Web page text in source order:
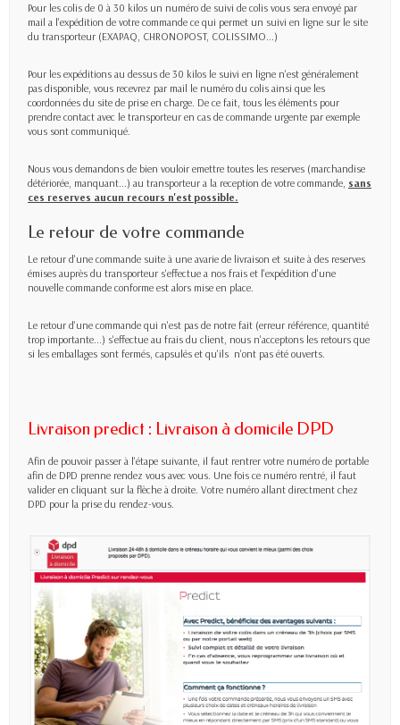
Pour les colis de 0 à 30 kilos un numéro de suivi de colis vous sera envoyé par
mail a l'expédition de votre commande ce qui permet un suivi en ligne sur le site
du transporteur (EXAPAQ, CHRONOPOST, COLISSIMO...)
Pour les expéditions au dessus de 30 kilos le suivi en ligne n'est généralement
pas disponible, vous recevrez par mail le numéro du colis ainsi que les
coordonnées du site de prise en charge. De ce fait, tous les éléments pour
prendre contact avec le transporteur en cas de commande urgente par exemple
vous sont communiqué.
Nous vous demandons de bien vouloir emettre toutes les reserves (marchandise
détériorée, manquant...) au transporteur a la reception de votre commande, sans
ces reserves aucun recours n'est possible.
Le retour de votre commande
Le retour d'une commande suite à une avarie de livraison et suite à des reserves
émises auprès du transporteur s'effectue a nos frais et l'expédition d'une
nouvelle commande conforme est alors mise en place.
Le retour d'une commande qui n'est pas de notre fait (erreur référence, quantité
trop importante...) s'effectue au frais du client, nous n'acceptons les retours que
si les emballages sont fermés, capsulés et qu'ils n'ont pas été ouverts.
Livraison predict : Livraison à domicile DPD
Afin de pouvoir passer à l'étape suivante, il faut rentrer votre numéro de portable
afin de DPD prenne rendez vous avec vous. Une fois ce numéro rentré, il faut
valider en cliquant sur la flèche à droite. Votre numéro allant directment chez
DPD pour la prise du rendez-vous.